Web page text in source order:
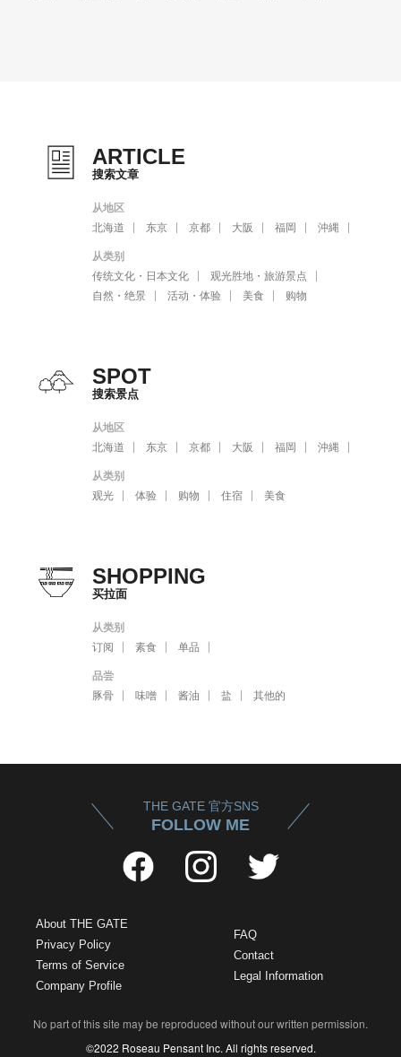
ARTICLE
搜索文章
从地区
北海道
东京 京都 大阪 福岡 沖縄
从类别
传统文化・日本文化
观光胜地・旅游景点
自然・绝景
活动・体验 美食 购物
SPOT
搜索景点
从地区
北海道
东京 京都 大阪 福岡 沖縄
从类别
观光
体验 购物 住宿 美食
SHOPPING
买拉面
从类别
订阅
素食 单品
品尝
豚骨
味噌 酱油 盐 其他的
THE GATE 官方SNS
FOLLOW ME
About THE GATE
Privacy Policy
Terms of Service
Company Profile
FAQ
Contact
Legal Information
No part of this site may be reproduced without our written permission.
©2022 Roseau Pensant Inc. All rights reserved.